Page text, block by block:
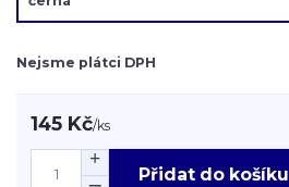
Nejsme plátci DPH
145 Kč/ks
Přidat do košíku